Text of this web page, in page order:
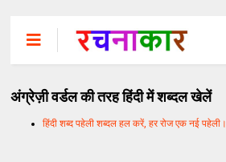
अंग्रेज़ी वर्डल की तरह हिंदी में शब्दल खेलें
हिंदी शब्द पहेली शब्दल हल करें, हर रोज एक नई पहेली।